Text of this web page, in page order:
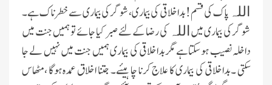
اللہ پاک کی قسم! بداخلاقی کی بیماری، شوگر کی بیماری سے خطرناک ہے۔
شوگر کی بیماری میں اللہ کی رضا کے لئے صبر کیا جائے تو ہمیں جنت میں
داخلہ نصیب ہوسکتاہے مگربداخلاقی کی بیماری ہمیں جنت میں نہیں لے جا
سکتی ۔بداخلاقی کی بیماری کا علاج کرنا چاہیئے۔ جتنا اخلاق عمدہ ہوگا ،مٹھاس